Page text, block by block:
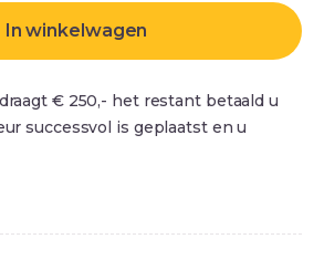
In winkelwagen
€ 250,- het restant betaald u
successvol is geplaatst en u